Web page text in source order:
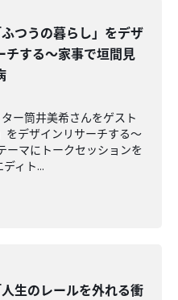
つうの暮らし」をデザ
チする～家事で垣間見
ー筒井美希さんをゲスト
をデザインリサーチする～
ーマにトークセッションを
ィト...
生のレールを外れる衝